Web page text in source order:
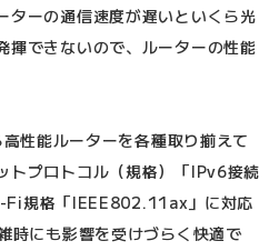
ターの通信速度が遅いといくら光
揮できないので、ルーターの性能
高性能ルーターを各種取り揃えて
トプロトコル（規格）「IPv6接続
Fi規格「IEEE802.11ax」に対応
時にも影響を受けづらく快適で